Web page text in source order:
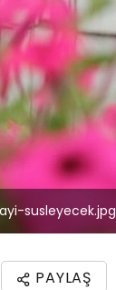
susleyecek.jpg
PAYLAŞ